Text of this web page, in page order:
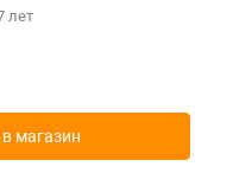
лет
магазин